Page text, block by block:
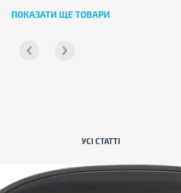
ПОКАЗАТИ ЩЕ ТОВАРИ
УСІ СТАТТІ